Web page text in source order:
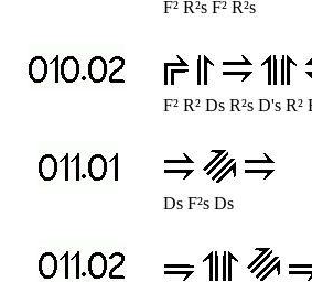
F² R²s F² R²s
F² R² Ds R²s D's R²
Ds F²s Ds